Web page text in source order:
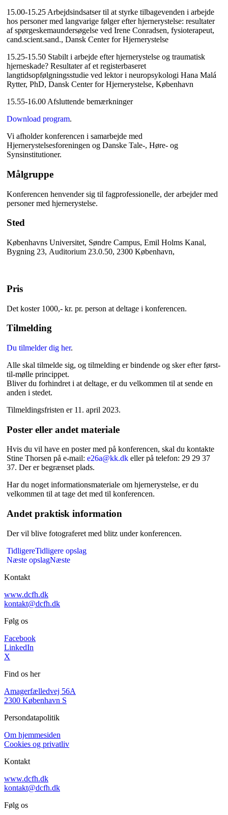
15.00-15.25 Arbejdsindsatser til at styrke tilbagevenden i arbejde
hos personer med langvarige følger efter hjernerystelse: resultater
af spørgeskemaundersøgelse ved Irene Conradsen, fysioterapeut,
cand.scient.sand., Dansk Center for Hjernerystelse
15.25-15.50 Stabilt i arbejde efter hjernerystelse og traumatisk
hjerneskade? Resultater af et registerbaseret
langtidsopfølgningsstudie ved lektor i neuropsykologi Hana Malá
Rytter, PhD, Dansk Center for Hjernerystelse, København
15.55-16.00 Afsluttende bemærkninger
Download program.
Vi afholder konferencen i samarbejde med
Hjernerystelsesforeningen og Danske Tale-, Høre- og
Synsinstitutioner.
Målgruppe
Konferencen henvender sig til fagprofessionelle, der arbejder med
personer med hjernerystelse.
Sted
Københavns Universitet, Søndre Campus, Emil Holms Kanal,
Bygning 23, Auditorium 23.0.50, 2300 København,
Pris
Det koster 1000,- kr. pr. person at deltage i konferencen.
Tilmelding
Du tilmelder dig her.
Alle skal tilmelde sig, og tilmelding er bindende og sker efter først-
til-mølle princippet.
Bliver du forhindret i at deltage, er du velkommen til at sende en
anden i stedet.
Tilmeldingsfristen er 11. april 2023.
Poster eller andet materiale
Hvis du vil have en poster med på konferencen, skal du kontakte
Stine Thorsen på e-mail: e26a@kk.dk eller på telefon: 29 29 37
37. Der er begrænset plads.
Har du noget informationsmateriale om hjernerystelse, er du
velkommen til at tage det med til konferencen.
Andet praktisk information
Der vil blive fotograferet med blitz under konferencen.
TidligereTidligere opslag
Næste opslagNæste
Kontakt
www.dcfh.dk
kontakt@dcfh.dk
Følg os
Facebook
LinkedIn
X
Find os her
Amagerfælledvej 56A
2300 København S
Persondatapolitik
Om hjemmesiden
Cookies og privatliv
Kontakt
www.dcfh.dk
kontakt@dcfh.dk
Følg os